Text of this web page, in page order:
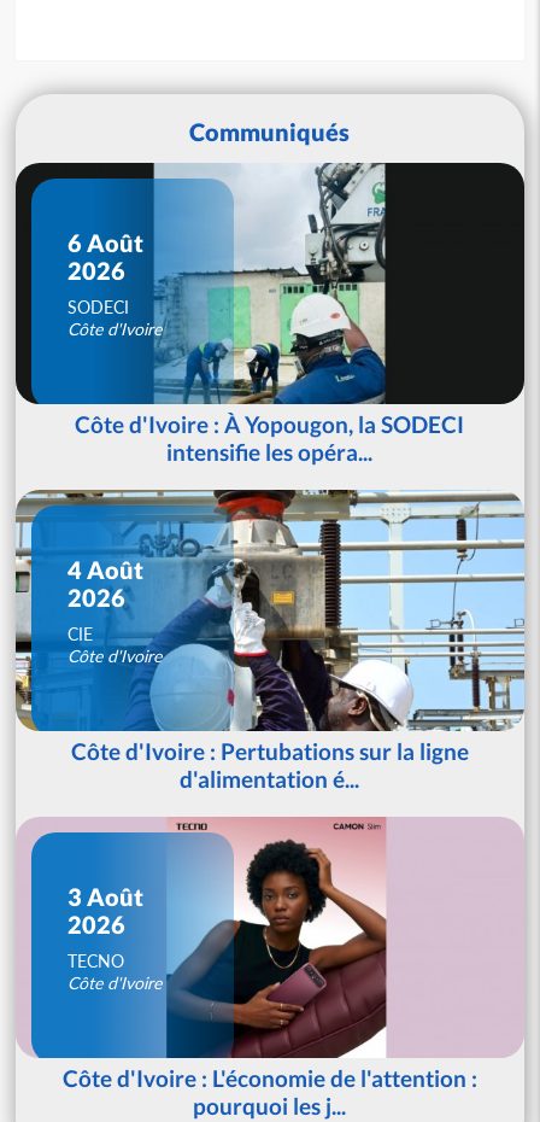
Communiqués
6 Août
2026
SODECI
Côte d'Ivoire
Côte d'Ivoire : À Yopougon, la SODECI
intensifie les opéra...
4 Août
2026
CIE
Côte d'Ivoire
Côte d'Ivoire : Pertubations sur la ligne
d'alimentation é...
3 Août
2026
TECNO
Côte d'Ivoire
Côte d'Ivoire : L'économie de l'attention :
pourquoi les j...